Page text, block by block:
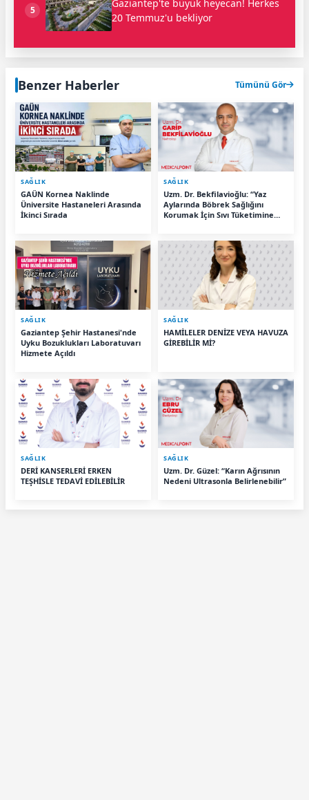
5
Gaziantep'te büyük heyecan! Herkes
20 Temmuz'u bekliyor
Benzer Haberler Tümünü Gör
SAĞLIK
GAÜN Kornea Naklinde
Üniversite Hastaneleri Arasında
İkinci Sırada
SAĞLIK
Uzm. Dr. Bekfilavioğlu: “Yaz
Aylarında Böbrek Sağlığını
Korumak İçin Sıvı Tüketimine
SAĞLIK
Gaziantep Şehir Hastanesi'nde
Uyku Bozuklukları Laboratuvarı
Hizmete Açıldı
SAĞLIK
HAMİLELER DENİZE VEYA HAVUZA
GİREBİLİR Mİ?
SAĞLIK
DERİ KANSERLERİ ERKEN
TEŞHİSLE TEDAVİ EDİLEBİLİR
SAĞLIK
Uzm. Dr. Güzel: “Karın Ağrısının
Nedeni Ultrasonla Belirlenebilir”